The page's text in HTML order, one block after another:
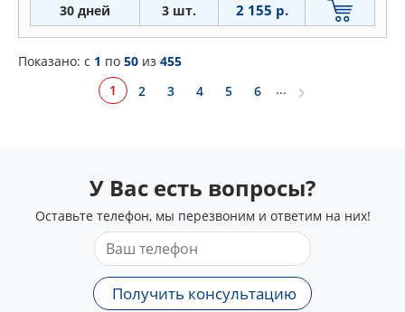
30 дней 3 шт. 2 155 р.
Показано: c 1 по 50 из 455
1
2 3 4 5 6 ...
У Вас есть вопросы?
Оставьте телефон, мы перезвоним и ответим на них!
Получить консультацию